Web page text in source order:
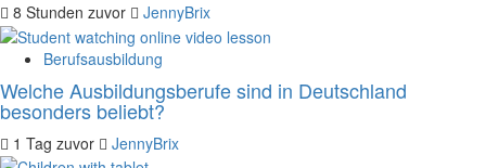
8 Stunden zuvor JennyBrix
Berufsausbildung
Welche Ausbildungsberufe sind in Deutschland
besonders beliebt?
1 Tag zuvor JennyBrix